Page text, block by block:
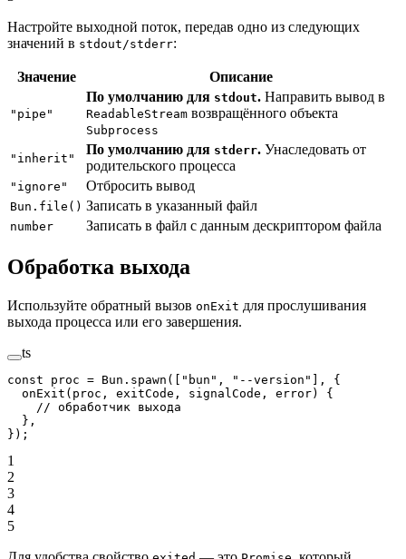
Настройте выходной поток, передав одно из следующих
значений в stdout/stderr:
Значение Описание
"pipe"
По умолчанию для stdout. Направить вывод в
ReadableStream возвращённого объекта
Subprocess
"inherit"
По умолчанию для stderr. Унаследовать от
родительского процесса
"ignore" Отбросить вывод
Bun.file() Записать в указанный файл
number Записать в файл с данным дескриптором файла
Обработка выхода
Используйте обратный вызов onExit для прослушивания
выхода процесса или его завершения.
ts
const proc = Bun. spawn ([ "bun" , "--version"
], {
  onExit
( proc , exitCode , signalCode , error) {
    // обработчик выхода
  },
});
1
2
3
4
5